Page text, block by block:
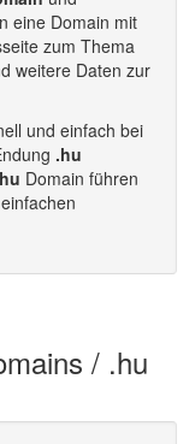
eine Domain mit
zum Thema
weitere Daten zur
und einfach bei
.hu
Domain führen
/ .hu